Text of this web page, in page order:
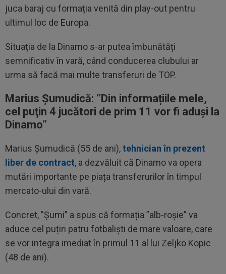
juca baraj cu formația venită din play-out pentru
ultimul loc de Europa.
Situația de la Dinamo s-ar putea îmbunătăți
semnificativ în vară, când conducerea clubului ar
urma să facă mai multe transferuri de TOP.
Marius Șumudică: ”Din informațiile mele,
cel puţin 4 jucători de prim 11 vor fi aduşi la
Dinamo”
Marius Șumudică (55 de ani),tehnician în prezent
liber de contract, a dezvăluit că Dinamo va opera
mutări importante pe piața transferurilor în timpul
mercato-ului din vară.
Concret, ”Șumi” a spus că formația ”alb-roșie” va
aduce cel puțin patru fotbaliști de mare valoare, care
se vor integra imediat în primul 11 al lui Zeljko Kopic
(48 de ani).